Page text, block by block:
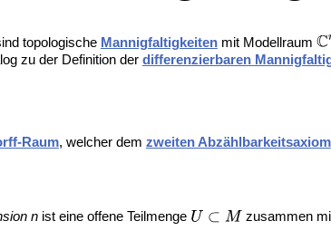
topologische Mannigfaltigkeitenmit Modellraum
zu der Definition der differenzierbaren
Raum, welcher dem zweiten Abzählbarkeitsaxiom
nist eine offene Teilmenge zusammen